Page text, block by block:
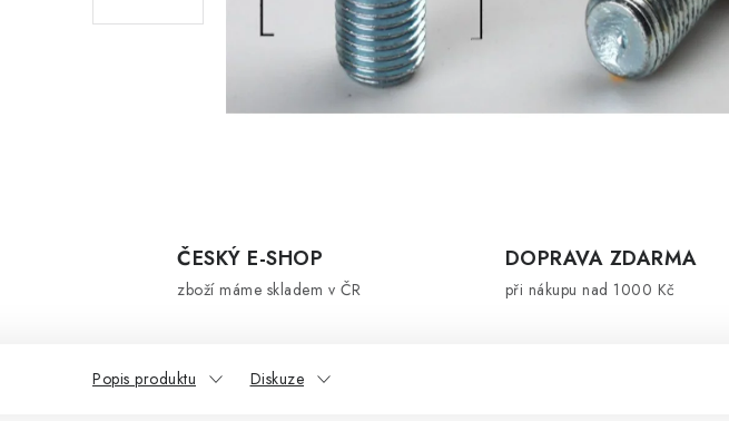
ČESKÝ E-SHOP
zboží máme skladem v ČR
DOPRAVA ZDARMA
při nákupu nad 1000 Kč
Popis produktu Diskuze